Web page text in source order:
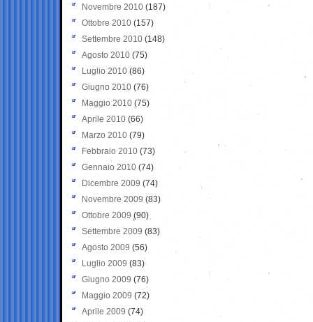
Novembre 2010 (187)
Ottobre 2010 (157)
Settembre 2010 (148)
Agosto 2010 (75)
Luglio 2010 (86)
Giugno 2010 (76)
Maggio 2010 (75)
Aprile 2010 (66)
Marzo 2010 (79)
Febbraio 2010 (73)
Gennaio 2010 (74)
Dicembre 2009 (74)
Novembre 2009 (83)
Ottobre 2009 (90)
Settembre 2009 (83)
Agosto 2009 (56)
Luglio 2009 (83)
Giugno 2009 (76)
Maggio 2009 (72)
Aprile 2009 (74)